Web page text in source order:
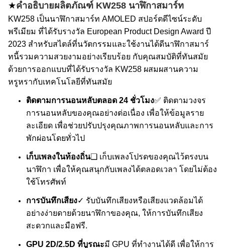
★คําอธิบายผลิตภัณฑ์ KW258 นาฬิกาสมาร์ท
KW258 เป็นนาฬิกาสมาร์ท AMOLED สปอร์ตดีไซน์ระดับ
พรีเมียม ที่ได้รับรางวัล European Product Design Award ปี
2023 สําหรับสไตล์ที่นวัตกรรมและใช้งานได้ดีนาฬิกาสมาร์
ทนี้รวมความสวยงามอย่างเรียบร้อย กับคุณสมบัติที่ทันสมัย
ด้วยการออกแบบที่ได้รับรางวัล KW258 ผสมผสานความ
หรูหรากับเทคโนโลยีที่ทันสมัย
ติดตามการนอนหลับตลอด 24 ชั่วโมง✅ ติดตามวงจร
การนอนหลับของคุณอย่างต่อเนื่อง เพื่อให้ข้อมูลราย
ละเอียด เพื่อช่วยปรับปรุงคุณภาพการนอนหลับและการ
พักผ่อนโดยทั่วไป
เก็บเพลงในท้องถิ่น❑ เก็บเพลงโปรดของคุณไว้ตรงบน
นาฬิกา เพื่อให้คุณสนุกกับเพลงได้ตลอดเวลา โดยไม่ต้อง
ใช้โทรศัพท์
การบันทึกเสียง✓ รับบันทึกเสียงหรือเสียงแวดล้อมได้
อย่างง่ายดายด้วยนาฬิกาของคุณ, ให้การบันทึกเสียง
สะดวกและมือฟรี.
GPU 2D/2.5D ที่บูรณะมี GPU ที่ทํางานได้ดี เพื่อให้การ